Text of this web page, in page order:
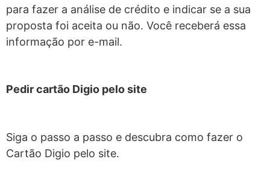
para fazer a análise de crédito e indicar se a sua
proposta foi aceita ou não. Você receberá essa
informação por e-mail.
Pedir cartão Digio pelo site
Siga o passo a passo e descubra como fazer o
Cartão Digio pelo site.